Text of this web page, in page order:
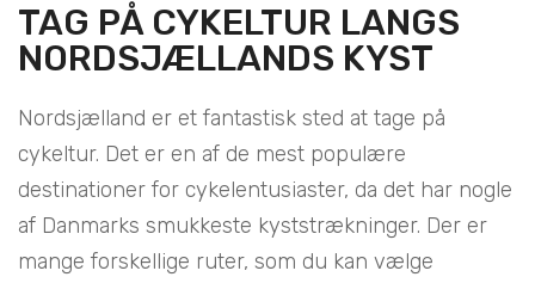
TAG PÅ CYKELTUR LANGS
NORDSJÆLLANDS KYST
Nordsjælland er et fantastisk sted at tage på
cykeltur. Det er en af de mest populære
destinationer for cykelentusiaster, da det har nogle
af Danmarks smukkeste kyststrækninger. Der er
mange forskellige ruter, som du kan vælge